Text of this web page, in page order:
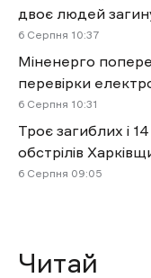
двоє людей
6 Cерпня 10:37
Міненерго
перевірки
6 Cерпня 10:31
Троє загиблих і
обстрілів
6 Cерпня 09:05
Читай